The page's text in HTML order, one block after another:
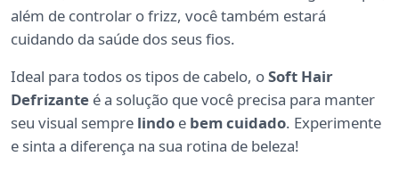
além de controlar o frizz, você também estará
cuidando da saúde dos seus fios.
Ideal para todos os tipos de cabelo, oSoft Hair
Defrizante é a solução que você precisa para manter
seu visual sempre lindo e bem cuidado. Experimente
e sinta a diferença na sua rotina de beleza!